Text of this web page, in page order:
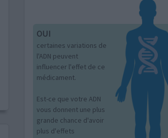
OUI
certaines variations de
l'ADN peuvent
influencer l'effet de ce
médicament.
Est-ce que votre ADN
vous donnent une plus
grande chance d'avoir
plus d'effets